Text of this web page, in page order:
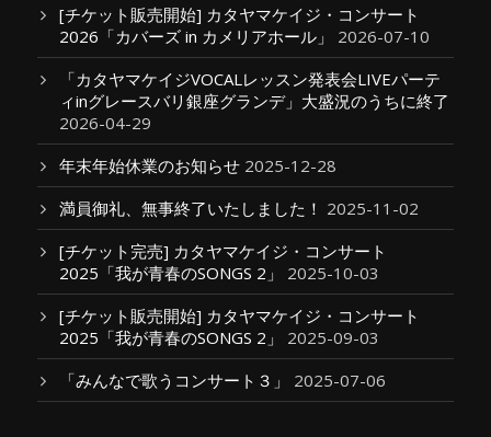
[チケット販売開始] カタヤマケイジ・コンサート
2026「カバーズ in カメリアホール」
2026-07-10
「カタヤマケイジVOCALレッスン発表会LIVEパーテ
ィinグレースバリ銀座グランデ」大盛況のうちに終了
2026-04-29
年末年始休業のお知らせ 2025-12-28
満員御礼、無事終了いたしました！ 2025-11-02
[チケット完売] カタヤマケイジ・コンサート
2025「我が青春のSONGS 2」
2025-10-03
[チケット販売開始] カタヤマケイジ・コンサート
2025「我が青春のSONGS 2」
2025-09-03
「みんなで歌うコンサート３」
2025-07-06